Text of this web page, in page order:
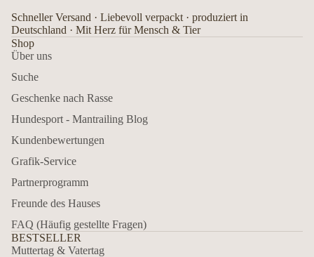
Schneller Versand · Liebevoll verpackt · produziert in
Deutschland · Mit Herz für Mensch & Tier
Shop
Über uns
Suche
Geschenke nach Rasse
Hundesport - Mantrailing Blog
Kundenbewertungen
Grafik-Service
Partnerprogramm
Freunde des Hauses
FAQ (Häufig gestellte Fragen)
BESTSELLER
Muttertag & Vatertag